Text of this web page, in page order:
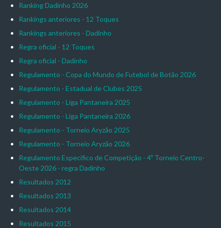
Ranking Dadinho 2026
Rankings anteriores - 12 Toques
Rankings anteriores - Dadinho
Regra oficial - 12 Toques
Regra oficial - Dadinho
Regulamento - Copa do Mundo de Futebol de Botão 2026
Regulamento - Estadual de Clubes 2025
Regulamento - Liga Pantaneira 2025
Regulamento - Liga Pantaneira 2026
Regulamento - Torneio Aryzão 2025
Regulamento - Torneio Aryzão 2026
Regulamento Específico de Competição - 4º Torneio Centro-
Oeste 2026 - regra Dadinho
Resultados 2012
Resultados 2013
Resultados 2014
Resultados 2015